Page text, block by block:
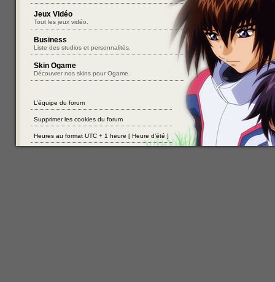
Jeux Vidéo
Tout les jeux vidéo.
Business
Liste des studios et personnalités.
Skin Ogame
Découvrer nos skins pour Ogame.
L’équipe du forum
Supprimer les cookies du forum
Heures au format UTC + 1 heure [ Heure d’été ]